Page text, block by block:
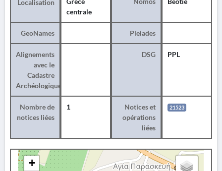
Localisation
centrale
GeoNames Pleiades
Alignements
avec le
Cadastre
Archéologique
DSG PPL
Nombre de
notices liées
1
Notices et
opérations
liées
21523
+